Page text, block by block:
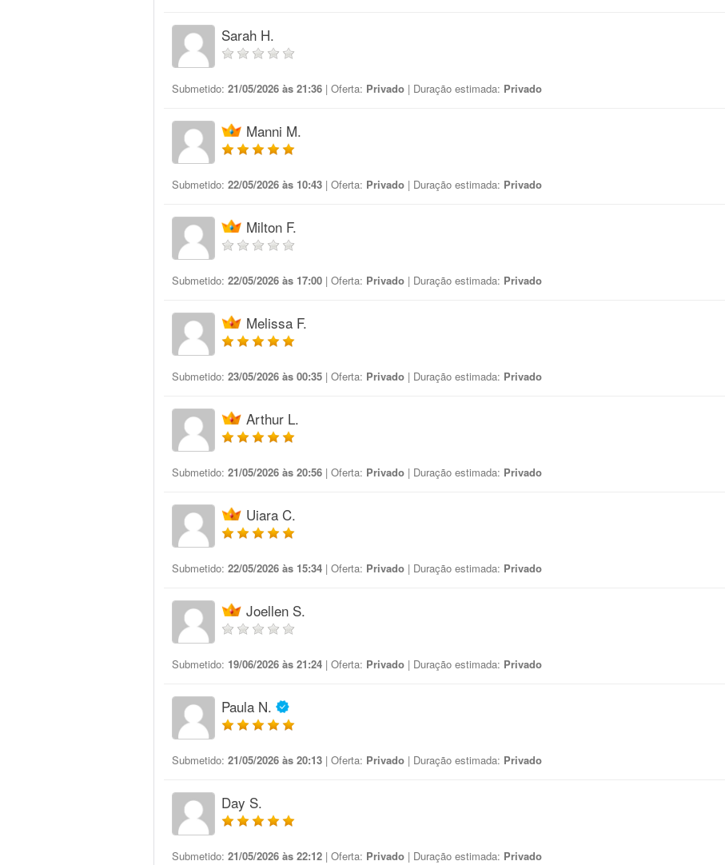
Sarah H.
Submetido: 21/05/2026 às 21:36 | Oferta: Privado | Duração estimada: Privado
Manni M.
Submetido: 22/05/2026 às 10:43 | Oferta: Privado | Duração estimada: Privado
Milton F.
Submetido: 22/05/2026 às 17:00 | Oferta: Privado | Duração estimada: Privado
Melissa F.
Submetido: 23/05/2026 às 00:35 | Oferta: Privado | Duração estimada: Privado
Arthur L.
Submetido: 21/05/2026 às 20:56 | Oferta: Privado | Duração estimada: Privado
Uiara C.
Submetido: 22/05/2026 às 15:34 | Oferta: Privado | Duração estimada: Privado
Joellen S.
Submetido: 19/06/2026 às 21:24 | Oferta: Privado | Duração estimada: Privado
Paula N.
Submetido: 21/05/2026 às 20:13 | Oferta: Privado | Duração estimada: Privado
Day S.
Submetido: 21/05/2026 às 22:12 | Oferta: Privado | Duração estimada: Privado